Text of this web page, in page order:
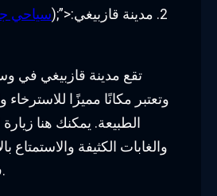
سياحي
تقع مدينة قازبيغي في
وتعتبر مكانًا مميزًا للاسترخاء
الطبيعة. يمكنك هنا زيارة
والغابات الكثيفة والاستمتاع
في الهواء الطلق.